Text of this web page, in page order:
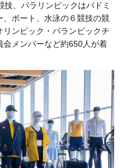
、パラリンピックはバドミ
ボート、水泳の６競技の競
ンピック・パランピックチ
会メンバーなど約650人が着